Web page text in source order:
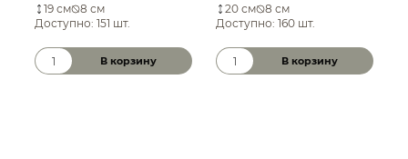
19 см
8 см
Доступно: 151 шт.
Количество товара
В корзину
20 см
8 см
Доступно: 160 шт.
Количество товара
В корзину